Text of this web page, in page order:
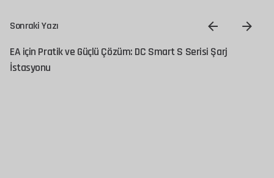
Sonraki Yazı
EA için Pratik ve Güçlü Çözüm: DC Smart S Serisi Şarj
İstasyonu